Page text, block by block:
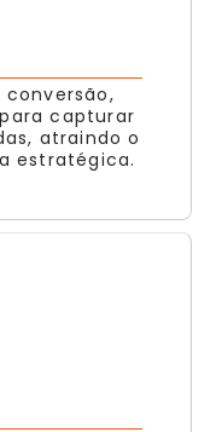
conversão,
capturar
atraindo o
estratégica.